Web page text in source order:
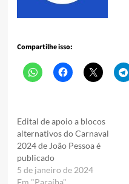
Compartilhe isso:
Edital de apoio a blocos
alternativos do Carnaval
2024 de João Pessoa é
publicado
5 de janeiro de 2024